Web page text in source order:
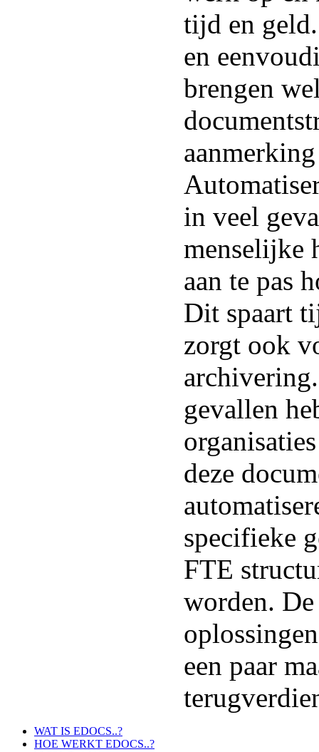
tijd en
en
brengen
in veel
menselijke
aan te pas
Dit spaart
zorgt ook
gevallen
deze
specifieke
FTE
worden.
een paar
WAT IS EDOCS..?
HOE WERKT EDOCS..?